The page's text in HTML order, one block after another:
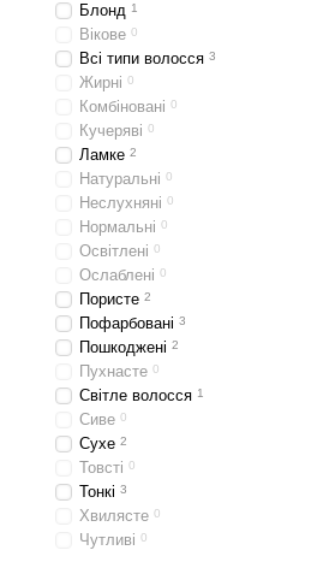
Блонд 1
Вікове 0
Всі типи волосся 3
Жирні 0
Комбіновані 0
Кучеряві 0
Ламке 2
Натуральні 0
Неслухняні 0
Нормальні 0
Освітлені 0
Ослаблені 0
Пористе 2
Пофарбовані 3
Пошкоджені 2
Пухнасте 0
Світле волосся 1
Сиве 0
Сухе 2
Товсті 0
Тонкі 3
Хвилясте 0
Чутливі 0